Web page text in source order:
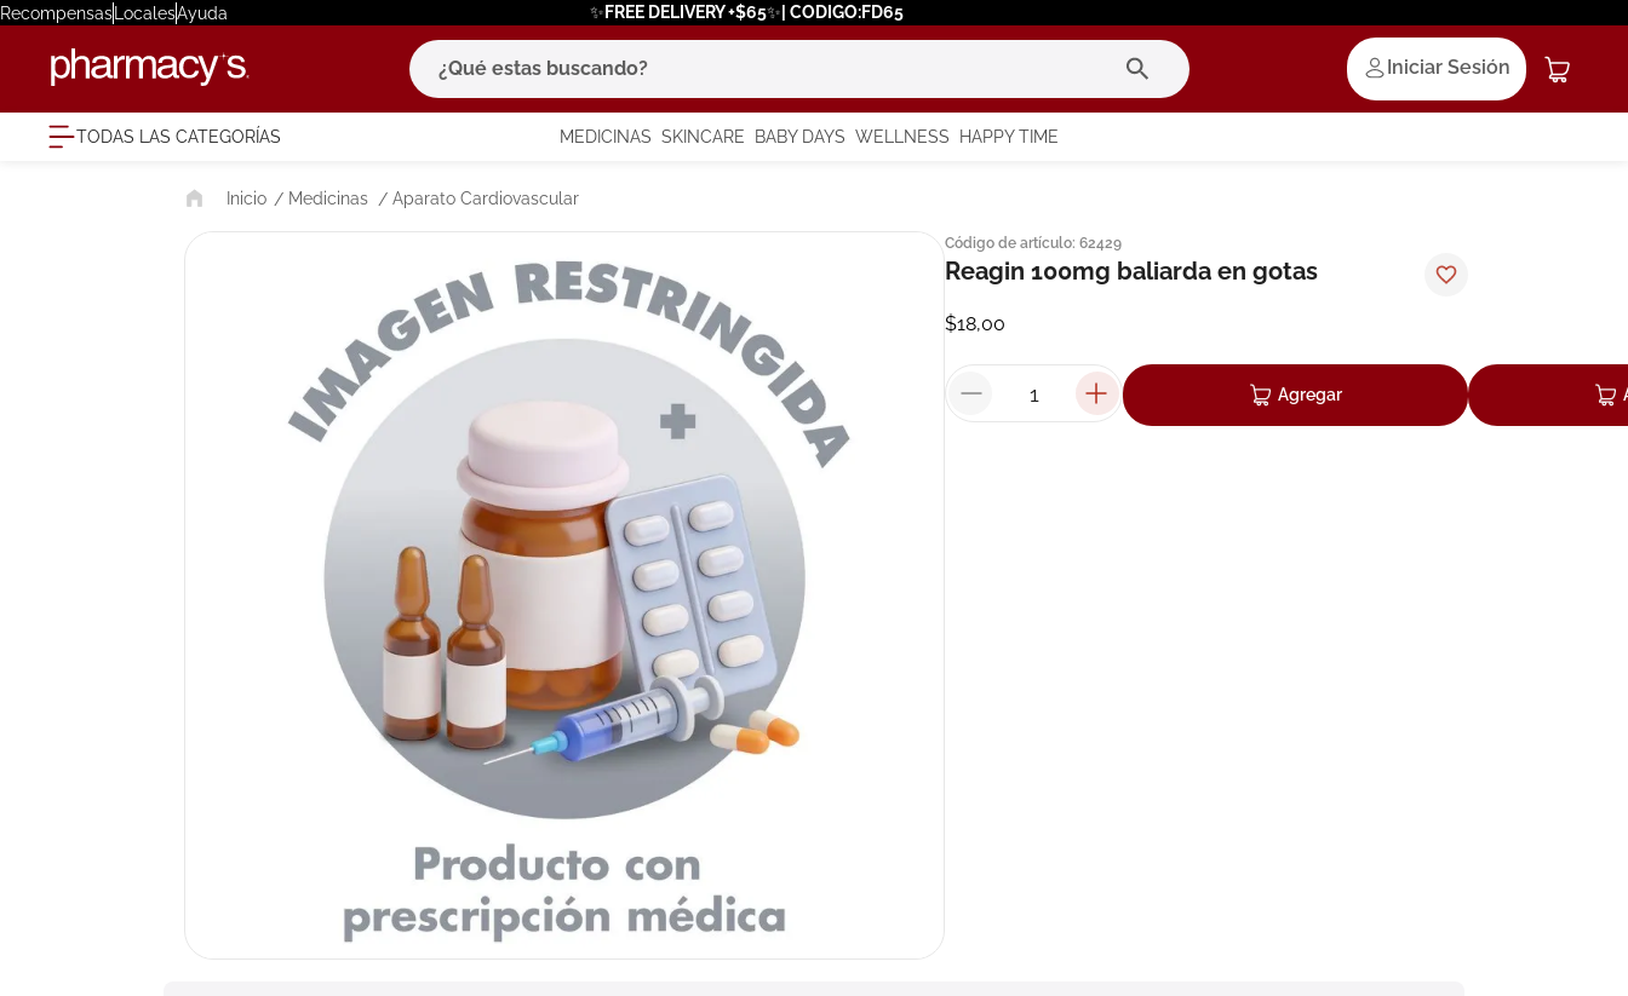
RecompensasLocalesAyuda ✨FREE DELIVERY +$65✨| CODIGO:FD65
¿Qué estas buscando?
Iniciar Sesión
TODAS LAS CATEGORÍAS MEDICINAS SKINCARE BABY DAYS WELLNESS HAPPY TIME
Medicinas Aparato Cardiovascular
Código de artículo: 62429
Reagin 100mg baliarda en gotas
$18,00
Agregar
términos más buscados
1. eucerin
3. bioderma
7.
. roche posay
9. nivea
10 pañales